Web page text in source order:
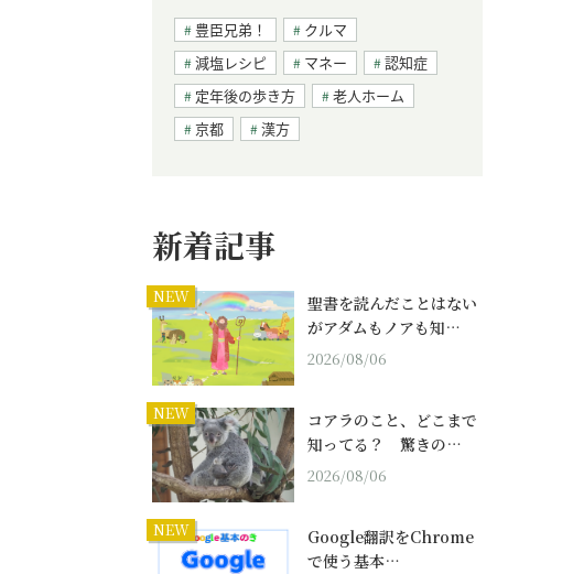
豊臣兄弟！
クルマ
減塩レシピ
マネー
認知症
定年後の歩き方
老人ホーム
京都
漢方
新着記事
NEW
聖書を読んだことはない
がアダムもノアも知…
2026/08/06
NEW
コアラのこと、どこまで
知ってる？ 驚きの…
2026/08/06
NEW
Google翻訳をChrome
で使う基本…